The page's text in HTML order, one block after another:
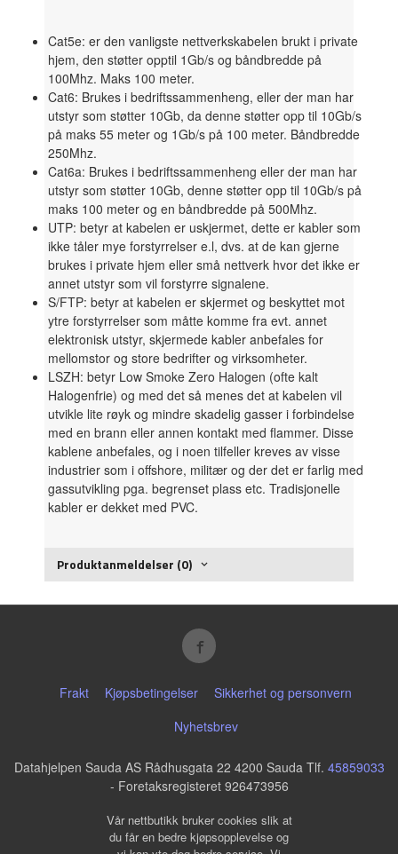
Cat5e: er den vanligste nettverkskabelen brukt i private
hjem, den støtter opptil 1Gb/s og båndbredde på
100Mhz. Maks 100 meter.
Cat6: Brukes i bedriftssammenheng, eller der man har
utstyr som støtter 10Gb, da denne støtter opp til 10Gb/s
på maks 55 meter og 1Gb/s på 100 meter. Båndbredde
250Mhz.
Cat6a: Brukes i bedriftssammenheng eller der man har
utstyr som støtter 10Gb, denne støtter opp til 10Gb/s på
maks 100 meter og en båndbredde på 500Mhz.
UTP: betyr at kabelen er uskjermet, dette er kabler som
ikke tåler mye forstyrrelser e.l, dvs. at de kan gjerne
brukes i private hjem eller små nettverk hvor det ikke er
annet utstyr som vil forstyrre signalene.
S/FTP: betyr at kabelen er skjermet og beskyttet mot
ytre forstyrrelser som måtte komme fra evt. annet
elektronisk utstyr, skjermede kabler anbefales for
mellomstor og store bedrifter og virksomheter.
LSZH: betyr Low Smoke Zero Halogen (ofte kalt
Halogenfrie) og med det så menes det at kabelen vil
utvikle lite røyk og mindre skadelig gasser i forbindelse
med en brann eller annen kontakt med flammer. Disse
kablene anbefales, og i noen tilfeller kreves av visse
industrier som i offshore, militær og der det er farlig med
gassutvikling pga. begrenset plass etc. Tradisjonelle
kabler er dekket med PVC.
Produktanmeldelser (0)
Frakt Kjøpsbetingelser
Sikkerhet og personvern
Nyhetsbrev
Datahjelpen Sauda AS Rådhusgata 22 4200 Sauda Tlf. 45859033
- Foretaksregisteret 926473956
Vår nettbutikk bruker cookies slik at
du får en bedre kjøpsopplevelse og